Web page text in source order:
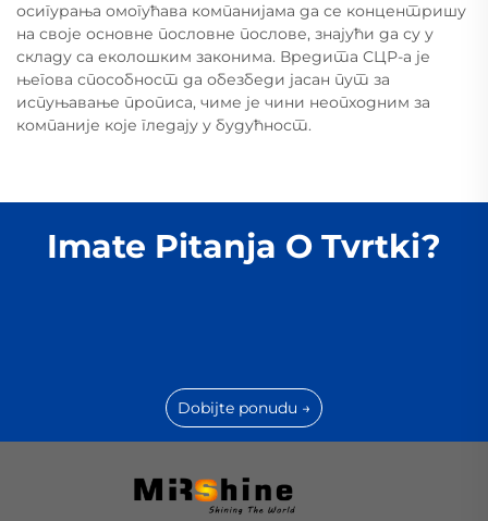
осигурања омогућава компанијама да се концентришу
на своје основне пословне послове, знајући да су у
складу са еколошким законима. Вредита СЦР-а је
његова способност да обезбеди јасан пут за
испуњавање прописа, чиме је чини неопходним за
компаније које гледају у будућност.
Imate Pitanja O Tvrtki?
Dobijte ponudu →